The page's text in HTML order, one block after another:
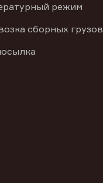
режим
сборных грузов